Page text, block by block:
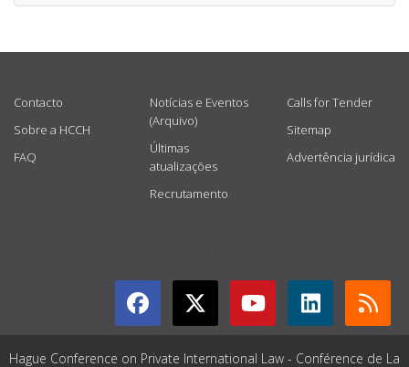
Contacto
Sobre a HCCH
FAQ
Notícias e Eventos
(Arquivo)
Últimas
atualizações
Recrutamento
Calls for Tender
Sitemap
Advertência jurídica
Hague Conference on Private International Law - Conférence de La